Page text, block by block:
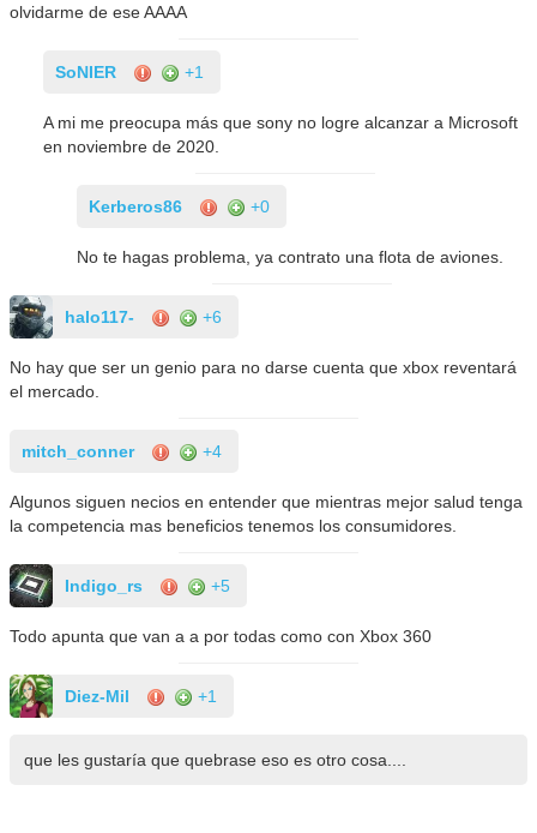
olvidarme de ese AAAA
SoNIER +1
A mi me preocupa más que sony no logre alcanzar a Microsoft
en noviembre de 2020.
Kerberos86 +0
No te hagas problema, ya contrato una flota de aviones.
halo117- +6
No hay que ser un genio para no darse cuenta que xbox reventará
el mercado.
mitch_conner +4
Algunos siguen necios en entender que mientras mejor salud tenga
la competencia mas beneficios tenemos los consumidores.
Indigo_rs +5
Todo apunta que van a a por todas como con Xbox 360
Diez-Mil +1
que les gustaría que quebrase eso es otro cosa....